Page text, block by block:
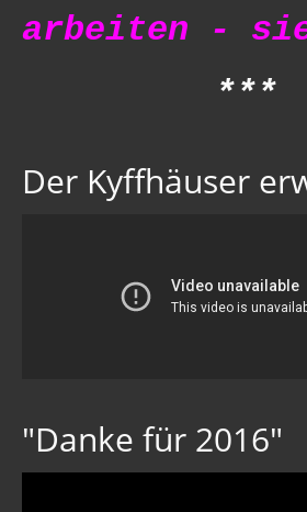
arbeiten -
***
Der Kyffhäuser
"Danke für 2016"